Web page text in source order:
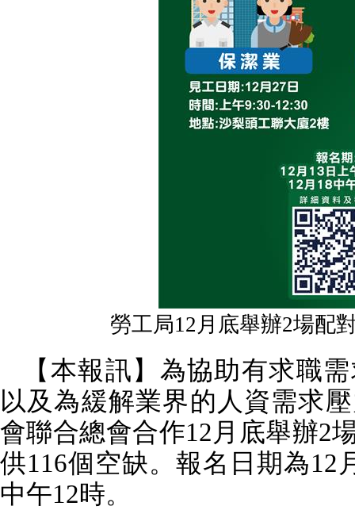
勞工局12月底舉辦2場配
【本報訊】為協助有求職
以及為緩解業界的人資需求
會聯合總會合作12 月底舉辦2
供116個空缺。報名日期為12
中午12時。